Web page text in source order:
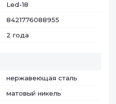
Led-18
8421776088955
2 года
нержавеющая сталь
матовый никель